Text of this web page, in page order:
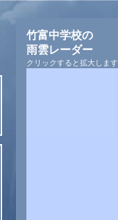
竹富中学校の
雨雲レーダー
クリックすると拡大します